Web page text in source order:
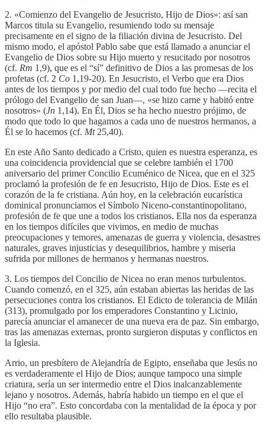
2. «Comienzo del Evangelio de Jesucristo, Hijo de Dios»: así san
Marcos titula su Evangelio, resumiendo todo su mensaje
precisamente en el signo de la filiación divina de Jesucristo. Del
mismo modo, el apóstol Pablo sabe que está llamado a anunciar el
Evangelio de Dios sobre su Hijo muerto y resucitado por nosotros
(cf. Rm 1,9), que es el “sí” definitivo de Dios a las promesas de los
profetas (cf. 2 Co 1,19-20). En Jesucristo, el Verbo que era Dios
antes de los tiempos y por medio del cual todo fue hecho —recita el
prólogo del Evangelio de san Juan—, «se hizo carne y habitó entre
nosotros» (Jn 1,14). En Él, Dios se ha hecho nuestro prójimo, de
modo que todo lo que hagamos a cada uno de nuestros hermanos, a
Él se lo hacemos (cf. Mt25,40).
En este Año Santo dedicado a Cristo, quien es nuestra esperanza, es
una coincidencia providencial que se celebre también el 1700
aniversario del primer Concilio Ecuménico de Nicea, que en el 325
proclamó la profesión de fe en Jesucristo, Hijo de Dios. Este es el
corazón de la fe cristiana. Aún hoy, en la celebración eucarística
dominical pronunciamos el Símbolo Niceno-constantinopolitano,
profesión de fe que une a todos los cristianos. Ella nos da esperanza
en los tiempos difíciles que vivimos, en medio de muchas
preocupaciones y temores, amenazas de guerra y violencia, desastres
naturales, graves injusticias y desequilibrios, hambre y miseria
sufrida por millones de hermanos y hermanas nuestros.
3. Los tiempos del Concilio de Nicea no eran menos turbulentos.
Cuando comenzó, en el 325, aún estaban abiertas las heridas de las
persecuciones contra los cristianos. El Edicto de tolerancia de Milán
(313), promulgado por los emperadores Constantino y Licinio,
parecía anunciar el amanecer de una nueva era de paz. Sin embargo,
tras las amenazas externas, pronto surgieron disputas y conflictos en
la Iglesia.
Arrio, un presbítero de Alejandría de Egipto, enseñaba que Jesús no
es verdaderamente el Hijo de Dios; aunque tampoco una simple
criatura, sería un ser intermedio entre el Dios inalcanzablemente
lejano y nosotros. Además, habría habido un tiempo en el que el
Hijo “no era”. Esto concordaba con la mentalidad de la época y por
ello resultaba plausible.